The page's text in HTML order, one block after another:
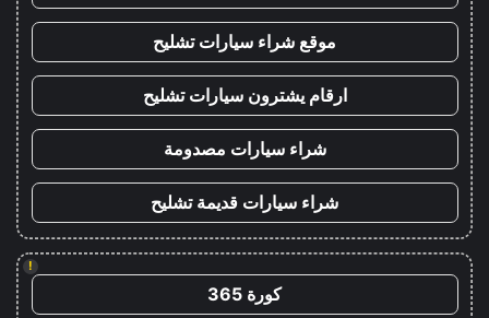
موقع شراء سيارات تشليح
ارقام يشترون سيارات تشليح
شراء سيارات مصدومة
شراء سيارات قديمة تشليح
!
كورة 365